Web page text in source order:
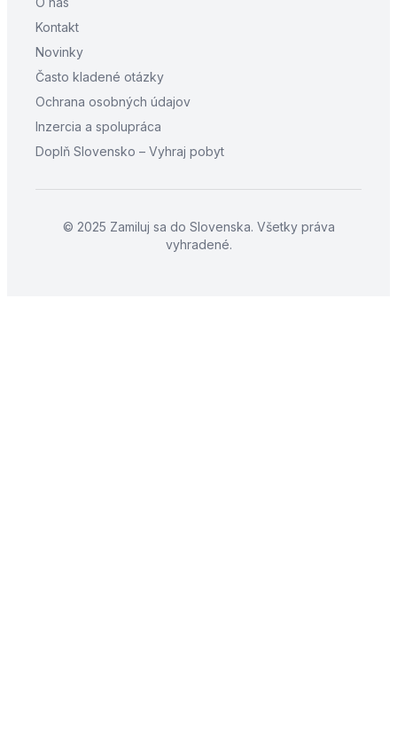
Kontakt
Novinky
Často kladené otázky
Ochrana osobných údajov
Inzercia a spolupráca
Doplň Slovensko – Vyhraj pobyt
© 2025 Zamiluj sa do Slovenska. Všetky práva
vyhradené.